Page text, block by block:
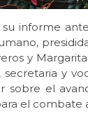
informe
y
y
sobre el
el combate